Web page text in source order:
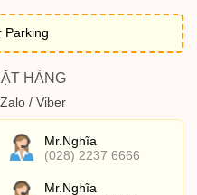
Parking
HÀNG
/ Viber
Mr.Nghĩa
(028) 2237 6666
Mr.Nghĩa